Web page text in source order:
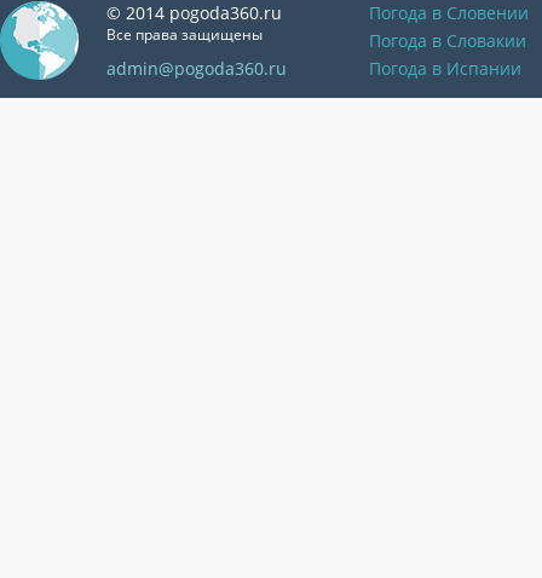
© 2014 pogoda360.ru
Все права защищены
admin@pogoda360.ru
Погода в Словении
Погода в Словакии
Погода в Испании